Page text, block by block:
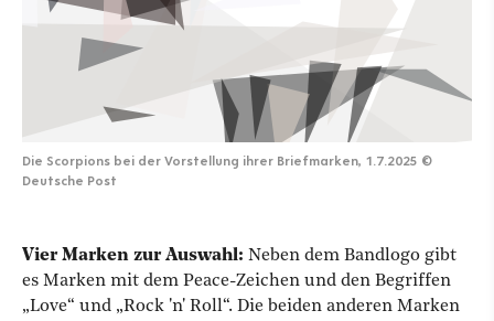
Die Scorpions bei der Vorstellung ihrer Briefmarken, 1.7.2025 ©
Deutsche Post
Vier Marken zur Auswahl: Neben dem Bandlogo gibt
es Marken mit dem Peace-Zeichen und den Begriffen
„Love“ und „Rock 'n' Roll“. Die beiden anderen Marken